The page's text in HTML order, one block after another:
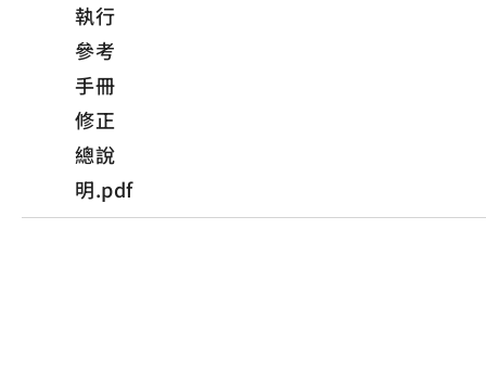
執行
參考
手冊
修正
總說
明.pdf